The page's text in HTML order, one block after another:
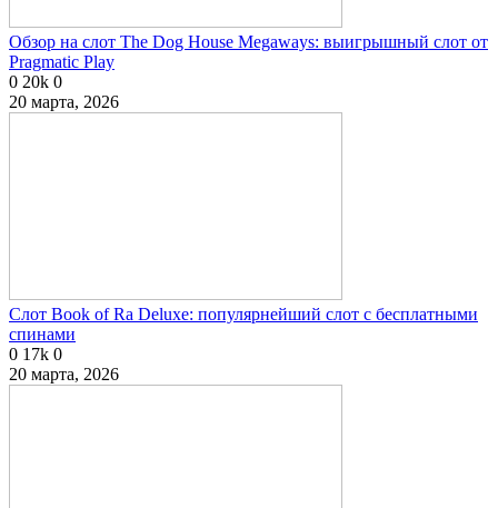
Обзор на слот The Dog House Megaways: выигрышный слот от
Pragmatic Play
0 20k 0
20 марта, 2026
Слот Book of Ra Deluxe: популярнейший слот с бесплатными
спинами
0 17k 0
20 марта, 2026